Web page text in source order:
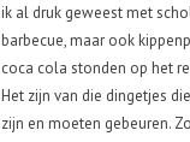
ik al druk geweest met
barbecue, maar ook
coca cola stonden op het
Het zijn van die dingetjes
zijn en moeten gebeuren.